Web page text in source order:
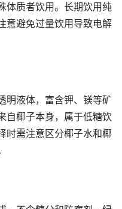
体质者饮用。长期饮用纯
意避免过量饮用导致电解
明液体，富含钾、镁等矿
自椰子本身，属于低糖饮
时需注意区分椰子水和椰